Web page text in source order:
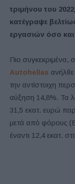
τριμήνου του
κατέγραψε
εργασιών όσο
Πιο συγκεκριμένα,
Autohellas
την αντίστοιχη
αύξηση 14,8%. Τα
31,5 εκατ. ευρώ
μετά από φόρους
έναντι 12,4 εκατ.